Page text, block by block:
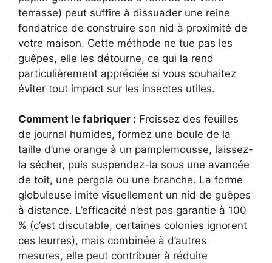
terrasse) peut suffire à dissuader une reine
fondatrice de construire son nid à proximité de
votre maison. Cette méthode ne tue pas les
guêpes, elle les détourne, ce qui la rend
particulièrement appréciée si vous souhaitez
éviter tout impact sur les insectes utiles.
Comment le fabriquer : Froissez des feuilles
de journal humides, formez une boule de la
taille d’une orange à un pamplemousse, laissez-
la sécher, puis suspendez-la sous une avancée
de toit, une pergola ou une branche. La forme
globuleuse imite visuellement un nid de guêpes
à distance. L’efficacité n’est pas garantie à 100
% (c’est discutable, certaines colonies ignorent
ces leurres), mais combinée à d’autres
mesures, elle peut contribuer à réduire